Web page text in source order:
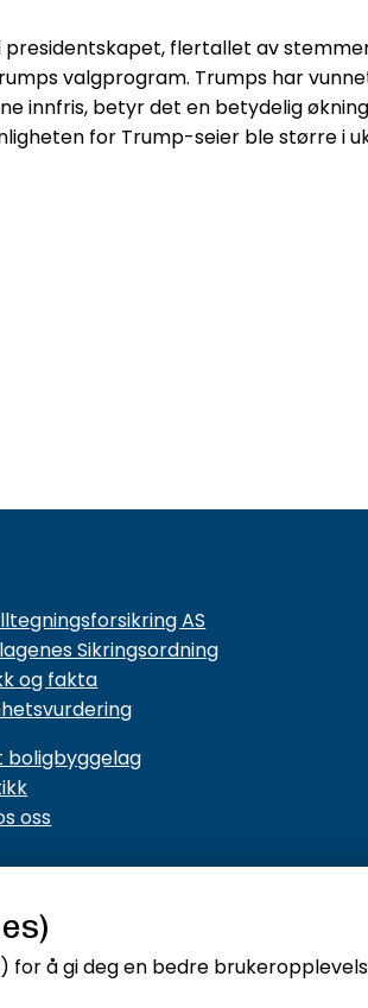
flertallet av
valgprogram. Trumps har
innfris, betyr det en betydelig
for Trump-seier ble større i
AS
Sikringsordning
og fakta
boligbyggelag
oss
PromSys
for å gi deg en bedre